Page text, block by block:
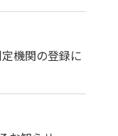
機関の登録に